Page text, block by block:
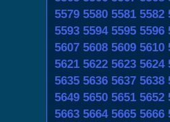
5579 5580 5581 5582
5593 5594 5595 5596
5607 5608 5609 5610
5621 5622 5623 5624
5635 5636 5637 5638
5649 5650 5651 5652
5663 5664 5665 5666